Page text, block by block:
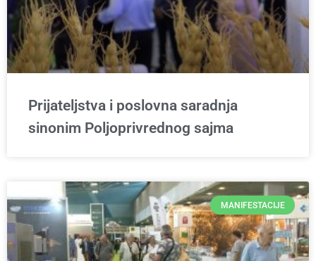
Prijateljstva i poslovna saradnja
sinonim Poljoprivrednog sajma
MANIFESTACIJE